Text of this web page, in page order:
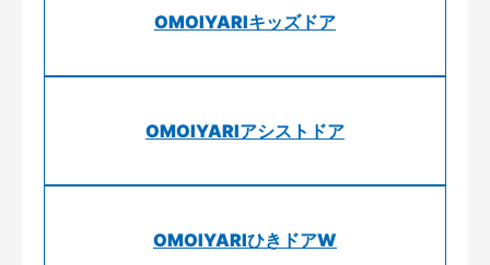
OMOIYARIキッズドア
OMOIYARIアシストドア
OMOIYARIひきドアW